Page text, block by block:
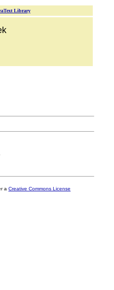
Library
a Creative Commons License